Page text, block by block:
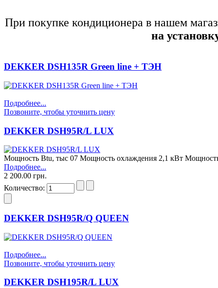
Позвоните, чтобы
уточнить цену
IDEA ISR-24HR-R
4 958.00 грн.
LG A09LK(E,H,R)
уточнить цену
IDEA ISR-18ARDN1
При покупке кондиционера в нашем
на
DEKKER DSH135R Green line + ТЭН
Подробнее...
Позвоните, чтобы уточнить цену
DEKKER DSH95R/L LUX
Мощность Btu, тыс 07 Мощность охлаждения 2,1 кВт
Подробнее...
2 200.00 грн.
Количество:
DEKKER DSH95R/Q QUEEN
Подробнее...
Позвоните, чтобы уточнить цену
DEKKER DSH195R/L LUX